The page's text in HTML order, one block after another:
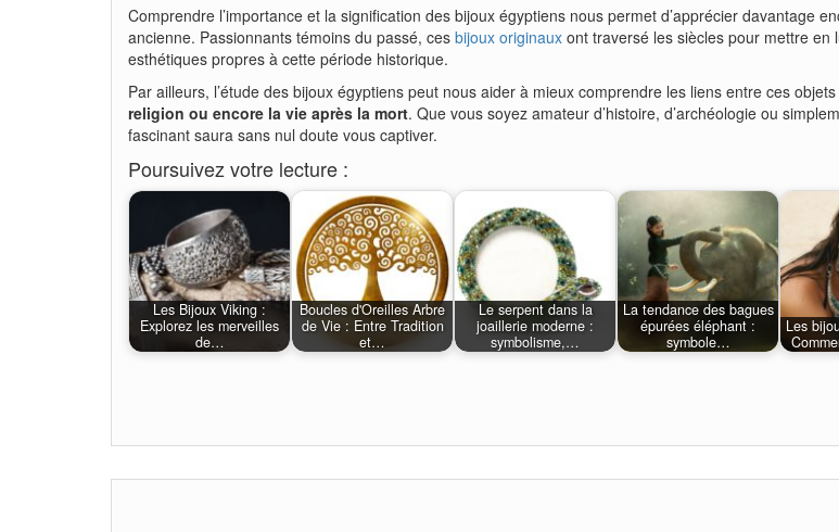
Comprendre l’importance et la signification des bijoux égyptiens nous permet d’apprécier davantage
ancienne. Passionnants témoins du passé, ces bijoux originaux ont traversé les siècles pour mettre
esthétiques propres à cette période historique.
Par ailleurs, l’étude des bijoux égyptiens peut nous aider à mieux comprendre les liens entre ces
religion ou encore la vie après la mort. Que vous soyez amateur d’histoire, d’archéologie ou
fascinant saura sans nul doute vous captiver.
Poursuivez votre lecture :
Les Bijoux Viking :
Explorez les merveilles
de…
Boucles d'Oreilles Arbre
de Vie : Entre Tradition
et…
Le serpent dans la
joaillerie moderne :
symbolisme,…
La tendance des bagues
épurées éléphant :
symbole…
Les